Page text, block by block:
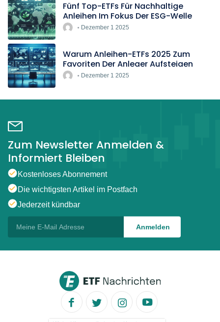
Fünf Top-ETFs Für Nachhaltige
Anleihen Im Fokus Der ESG-Welle
Dezember 1 2025
Warum Anleihen-ETFs 2025 Zum
Favoriten Der Anleger Aufsteigen
Dezember 1 2025
Zum Newsletter Anmelden &
Informiert Bleiben
Kostenloses Abonnement
Die wichtigsten Artikel im Postfach
Jederzeit kündbar